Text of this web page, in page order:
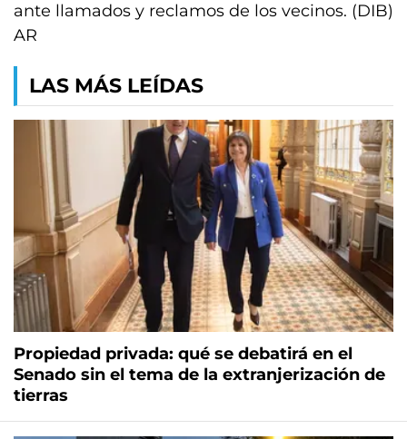
ante llamados y reclamos de los vecinos. (DIB)
AR
LAS MÁS LEÍDAS
Propiedad privada: qué se debatirá en el
Senado sin el tema de la extranjerización de
tierras